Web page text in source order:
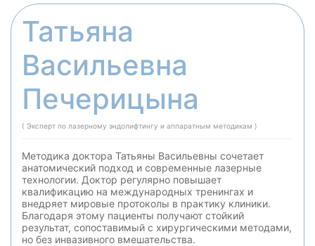
Татьяна
Васильевна
Печерицына
( Эксперт по лазерному эндолифтингу и аппаратным методикам )
Методика доктора Татьяны Васильевны сочетает
анатомический подход и современные лазерные
технологии. Доктор регулярно повышает
квалификацию на международных тренингах и
внедряет мировые протоколы в практику клиники.
Благодаря этому пациенты получают стойкий
результат, сопоставимый с хирургическими методами,
но без инвазивного вмешательства.